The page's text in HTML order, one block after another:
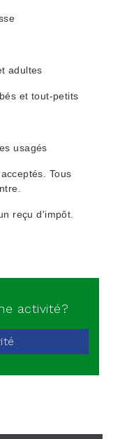
adultes
et tout-petits
usagés
Tous
reçu d'impôt.
activité?